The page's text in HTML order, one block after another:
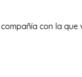
con la que